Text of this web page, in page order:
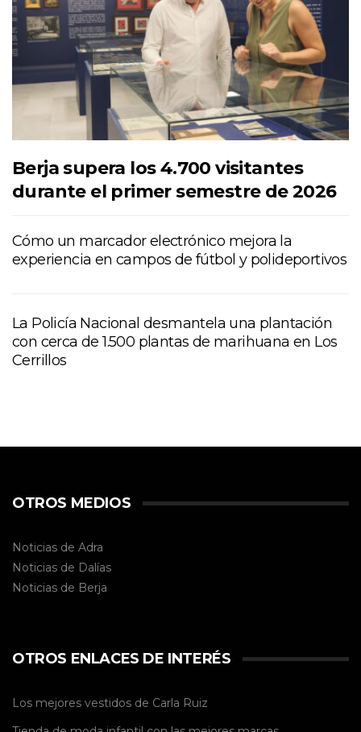
Berja supera los 4.700 visitantes
durante el primer semestre de 2026
Cómo un marcador electrónico mejora la
experiencia en campos de fútbol y polideportivos
La Policía Nacional desmantela una plantación
con cerca de 1.500 plantas de marihuana en Los
Cerrillos
OTROS MEDIOS
Noticias de Adra
Noticias de Dalías
Noticias de Berja
OTROS ENLACES DE INTERÉS
Los mejores vestidos de Carla Ruiz